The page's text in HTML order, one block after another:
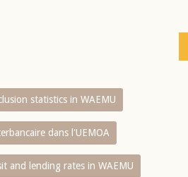
statistics in WAEMU
dans l'UEMOA
and lending rates in WAEMU